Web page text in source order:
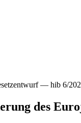
— hib 6/
des